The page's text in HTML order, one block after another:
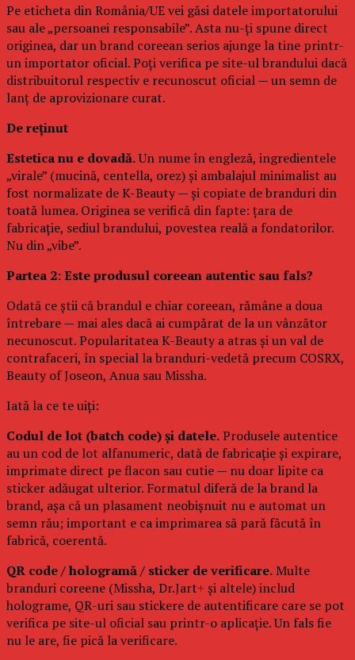
Pe eticheta din România/UE vei găsi datele importatorului
sau ale „persoanei responsabile”. Asta nu-ți spune direct
originea, dar un brand coreean serios ajunge la tine printr-
un importator oficial. Poți verifica pe site-ul brandului dacă
distribuitorul respectiv e recunoscut oficial — un semn de
lanț de aprovizionare curat.
De reținut
Estetica nu e dovadă.Un nume în engleză, ingredientele
„virale” (mucină, centella, orez) și ambalajul minimalist au
fost normalizate de K-Beauty — și copiate de branduri din
toată lumea. Originea se verifică din fapte: țara de
fabricație, sediul brandului, povestea reală a fondatorilor.
Nu din „vibe”.
Partea 2: Este produsul coreean autentic sau fals?
Odată ce știi că brandul e chiar coreean, rămâne a doua
întrebare — mai ales dacă ai cumpărat de la un vânzător
necunoscut. Popularitatea K-Beauty a atras și un val de
contrafaceri, în special la branduri-vedetă precum COSRX,
Beauty of Joseon, Anua sau Missha.
Iată la ce te uiți:
Codul de lot (batch code) și datele.Produsele autentice
au un cod de lot alfanumeric, dată de fabricație și expirare,
imprimate direct pe flacon sau cutie — nu doar lipite ca
sticker adăugat ulterior. Formatul diferă de la brand la
brand, așa că un plasament neobișnuit nu e automat un
semn rău; important e ca imprimarea să pară făcută în
fabrică, coerentă.
QR code / hologramă / sticker de verificare.Multe
branduri coreene (Missha, Dr.Jart+ și altele) includ
holograme, QR-uri sau stickere de autentificare care se pot
verifica pe site-ul oficial sau printr-o aplicație. Un fals fie
nu le are, fie pică la verificare.